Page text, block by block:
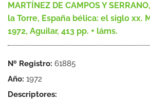
MARTÍNEZ DE CAMPOS Y
la Torre, España bélica: el siglo xx.
1972, Aguilar, 413 pp. + láms.
Nº Registro: 61885
Año: 1972
Descriptores: